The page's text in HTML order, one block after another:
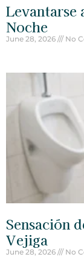
Levantarse
Noche
June 28, 2026 No
Sensación
Vejiga
June 28, 2026 No